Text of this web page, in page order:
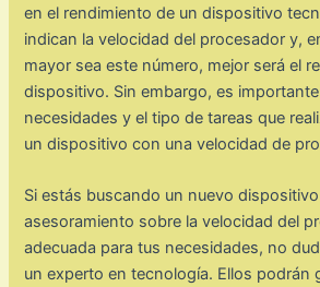
en el rendimiento de un dispositivo
indican la velocidad del procesador y,
mayor sea este número, mejor será el
dispositivo. Sin embargo, es
necesidades y el tipo de tareas que
un dispositivo con una velocidad de
Si estás buscando un nuevo
asesoramiento sobre la velocidad del
adecuada para tus necesidades, no
un experto en tecnología. Ellos podrán